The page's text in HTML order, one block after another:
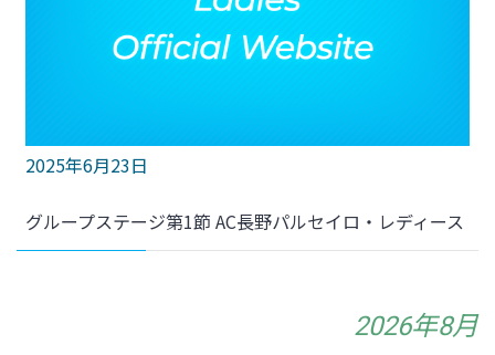
2025年6月23日
グループステージ第1節 AC長野パルセイロ・レディース
2026年8月